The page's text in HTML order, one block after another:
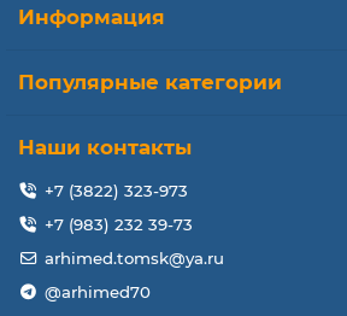
Информация
Популярные категории
Наши контакты
+7 (3822) 323-973
+7 (983) 232 39-73
arhimed.tomsk@ya.ru
@arhimed70